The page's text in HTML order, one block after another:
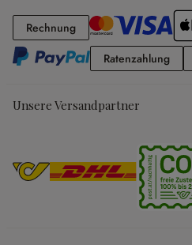
RechnungRechnung
Ratenzahlung
Unsere Versandpartner